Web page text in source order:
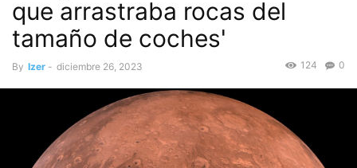
que arrastraba rocas del
tamaño de coches'
By Izer - diciembre 26, 2023 0
124